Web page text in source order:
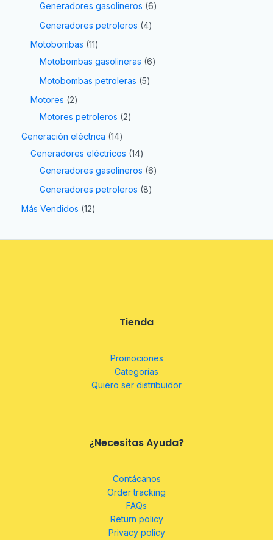
Generadores gasolineros 6
Generadores petroleros 4
Motobombas 11
Motobombas gasolineras 6
Motobombas petroleras 5
Motores
2
Motores petroleros
2
Generación eléctrica 14
Generadores eléctricos 14
Generadores gasolineros 6
Generadores petroleros 8
Más Vendidos 12
Tienda
Promociones
Categorías
Quiero ser distribuidor
¿Necesitas Ayuda?
Contácanos
Order tracking
FAQs
Return policy
Privacy policy